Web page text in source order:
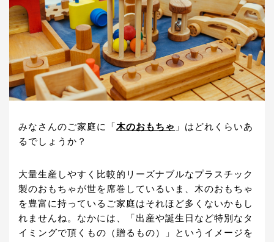
みなさんのご家庭に「 木のおもちゃ 」はどれくらいあ
るでしょうか？
大量生産しやすく比較的リーズナブルなプラスチック
製のおもちゃが世を席巻しているいま、木のおもちゃ
を豊富に持っているご家庭はそれほど多くないかもし
れませんね。なかには、「出産や誕生日など特別なタ
イミングで頂くもの（贈るもの）」というイメージを